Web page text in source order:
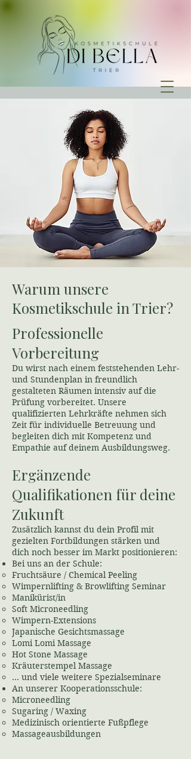
Warum unsere
Kosmetikschule in Trier?
Professionelle
Vorbereitung
Du wirst nach einem feststehenden Lehr-
und Stundenplan in freundlich
gestalteten Räumen intensiv auf die
Prüfung vorbereitet. Unsere
qualifizierten Lehrkräfte nehmen sich
Zeit für individuelle Betreuung und
begleiten dich mit Kompetenz und
Empathie auf deinem Ausbildungsweg.
Ergänzende
Qualifikationen für deine
Zukunft
Zusätzlich kannst du dein Profil mit
gezielten Fortbildungen stärken und
dich noch besser im Markt positionieren:
Bei uns an der Schule:
Fruchtsäure / Chemical Peeling
Wimpernlifting & Browlifting Seminar
Manikürist/in
Soft Microneedling
Wimpern-Extensions
Japanische Gesichtsmassage
Lomi Lomi Massage
Hot Stone Massage
Kräuterstempel Massage
... und viele weitere Spezialseminare
An unserer Kooperationsschule:
Microneedling
Sugaring / Waxing
Medizinisch orientierte Fußpflege
Massageausbildungen